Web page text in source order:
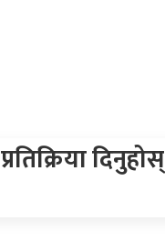
प्रतिक्रिया दिनुहोस्